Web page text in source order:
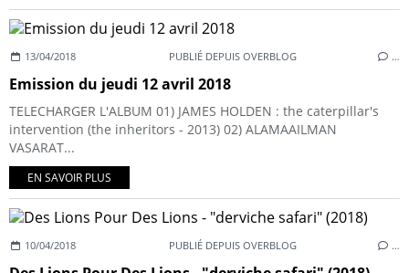
13/04/2018 PUBLIÉ DEPUIS OVERBLOG …
Emission du jeudi 12 avril 2018
TELECHARGER L'ALBUM 01) JAMES HOLDEN : the caterpillar's
intervention (the inheritors - 2013) 02) ALAMAAILMAN
VASARAT...
EN SAVOIR PLUS
10/04/2018 PUBLIÉ DEPUIS OVERBLOG …